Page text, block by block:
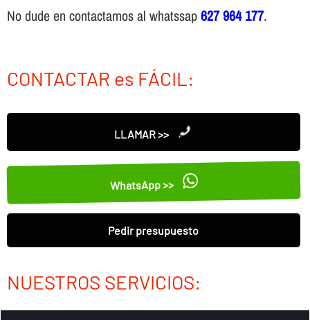
No dude en contactarnos al whatssap627 964 177.
CONTACTAR es FÁCIL:
LLAMAR >>
WhatsApp >>
Pedir presupuesto
NUESTROS SERVICIOS: